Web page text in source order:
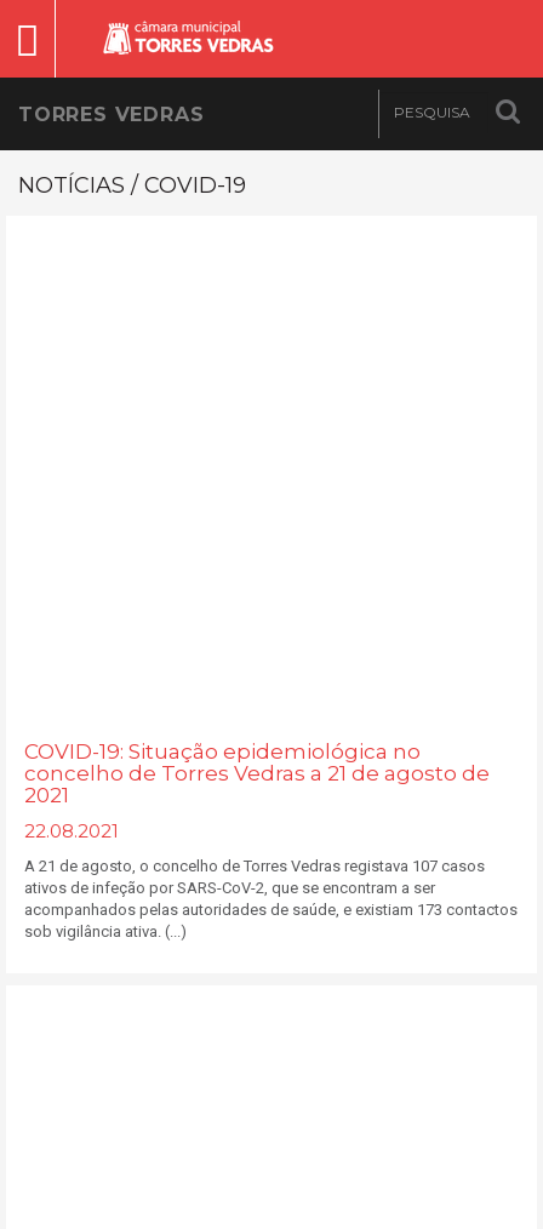
TORRES VEDRAS
NOTÍCIAS / COVID-19
COVID-19: Situação epidemiológica no
concelho de Torres Vedras a 21 de agosto de
2021
22.08.2021
A 21 de agosto, o concelho de Torres Vedras registava 107 casos
ativos de infeção por SARS-CoV-2, que se encontram a ser
acompanhados pelas autoridades de saúde, e existiam 173 contactos
sob vigilância ativa. (...)